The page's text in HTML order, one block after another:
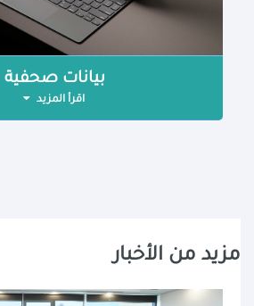
بيانات صحفية
اقرأ المزيد
مزيد من الأخبار